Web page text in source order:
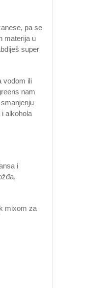
pa se
materija u
super
vodom ili
nam
alkohola
i
mixom za